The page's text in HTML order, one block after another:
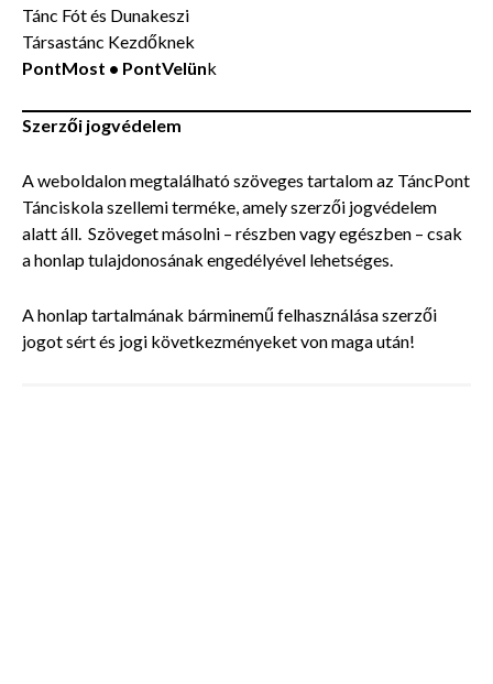
Tánc Fót és Dunakeszi
Társastánc Kezdőknek
PontMost • PontVelünk
Szerzői jogvédelem
A weboldalon megtalálható szöveges tartalom az TáncPont
Tánciskola szellemi terméke, amely szerzői jogvédelem
alatt áll. Szöveget másolni – részben vagy egészben – csak
a honlap tulajdonosának engedélyével lehetséges.
A honlap tartalmának bárminemű felhasználása szerzői
jogot sért és jogi következményeket von maga után!